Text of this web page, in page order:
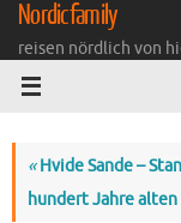
Zum
Inhalt
springen
Nordicfamily
reisen nördlich von
«Hvide Sande –
hundert Jahre alten